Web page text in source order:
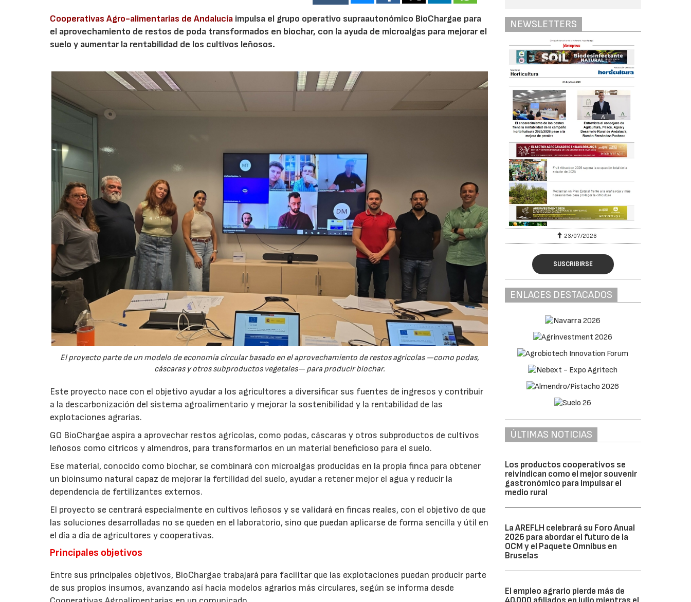
Cooperativas Agro-alimentarias de Andalucía impulsa el grupo operativo supraautonómico BioChargae para
el aprovechamiento de restos de poda transformados en biochar, con la ayuda de microalgas para mejorar el
suelo y aumentar la rentabilidad de los cultivos leñosos.
El proyecto parte de un modelo de economía circular basado en el aprovechamiento de restos agrícolas —como podas,
cáscaras y otros subproductos vegetales— para producir biochar.
Este proyecto nace con el objetivo ayudar a los agricultores a diversificar sus fuentes de ingresos y contribuir
a la descarbonización del sistema agroalimentario y mejorar la sostenibilidad y la rentabilidad de las
explotaciones agrarias.
GO BioChargae aspira a aprovechar restos agrícolas, como podas, cáscaras y otros subproductos de cultivos
leñosos como cítricos y almendros, para transformarlos en un material beneficioso para el suelo.
Ese material, conocido como biochar, se combinará con microalgas producidas en la propia finca para obtener
un bioinsumo natural capaz de mejorar la fertilidad del suelo, ayudar a retener mejor el agua y reducir la
dependencia de fertilizantes externos.
El proyecto se centrará especialmente en cultivos leñosos y se validará en fincas reales, con el objetivo de que
las soluciones desarrolladas no se queden en el laboratorio, sino que puedan aplicarse de forma sencilla y útil en
el día a día de agricultores y cooperativas.
Principales objetivos
Entre sus principales objetivos, BioChargae trabajará para facilitar que las explotaciones puedan producir parte
de sus propios insumos, avanzando así hacia modelos agrarios más circulares, según se informa desde
NEWSLETTERS
23/07/2026 30/07/2026 23/07/2026
SUSCRIBIRSE
ENLACES DESTACADOS
ÚLTIMAS NOTICIAS
Los productos cooperativos se
reivindican como el mejor souvenir
gastronómico para impulsar el
medio rural
La AREFLH celebrará su Foro Anual
2026 para abordar el futuro de la
OCM y el Paquete Omnibus en
Bruselas
El empleo agrario pierde más de